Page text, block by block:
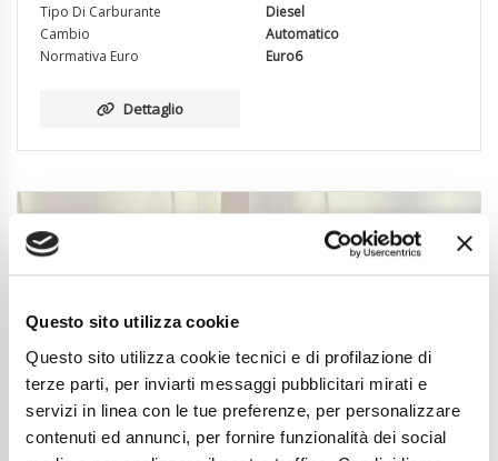
Questo sito utilizza cookie
Questo sito utilizza cookie tecnici e di profilazione di
terze parti, per inviarti messaggi pubblicitari mirati e
servizi in linea con le tue preferenze, per personalizzare
contenuti ed annunci, per fornire funzionalità dei social
Tipo Di Carburante
Diesel
Cambio
Automatico
Normativa Euro
Euro6
Dettaglio